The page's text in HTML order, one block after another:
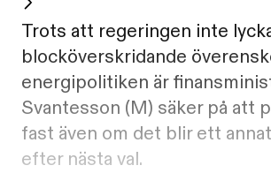
Trots att regeringen inte
blocköverskridande
energipolitiken är
Svantesson (M) säker på att
fast även om det blir ett
efter nästa val.